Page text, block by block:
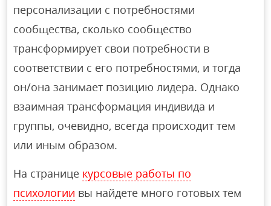
персонализации с потребностями
сообщества, сколько сообщество
трансформирует свои потребности в
соответствии с его потребностями, и тогда
он/она занимает позицию лидера. Однако
взаимная трансформация индивида и
группы, очевидно, всегда происходит тем
или иным образом.
На странице курсовые работы по
психологии вы найдете много готовых тем